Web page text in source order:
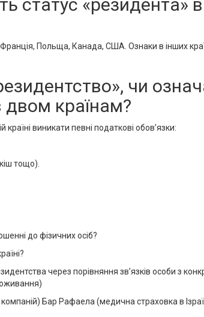
статус «резидента»
Франція, Польща, Канада, США. Ознаки в інших
чи
двом країнам?
виникати певні податкові обов’язки:
тощо).
до фізичних осіб?
через порівняння зв’язків особи з
Бар Рафаела (медична страховка в